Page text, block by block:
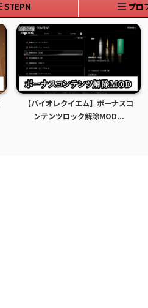
STEPN プロ
【バイオレクイエム】グレース巨
乳化エロMODの導入方法...